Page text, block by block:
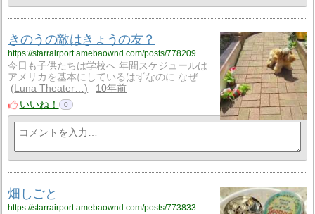
きのうの敵はきょうの友？
https://starrairport.amebaownd.com/posts/778209
今日も子供たちは学校へ 年間スケジュールは
アメリカを基本にしているはずなのに なぜ…
Luna Theater…
10年前
いいね！
0
畑しごと
https://starrairport.amebaownd.com/posts/773833